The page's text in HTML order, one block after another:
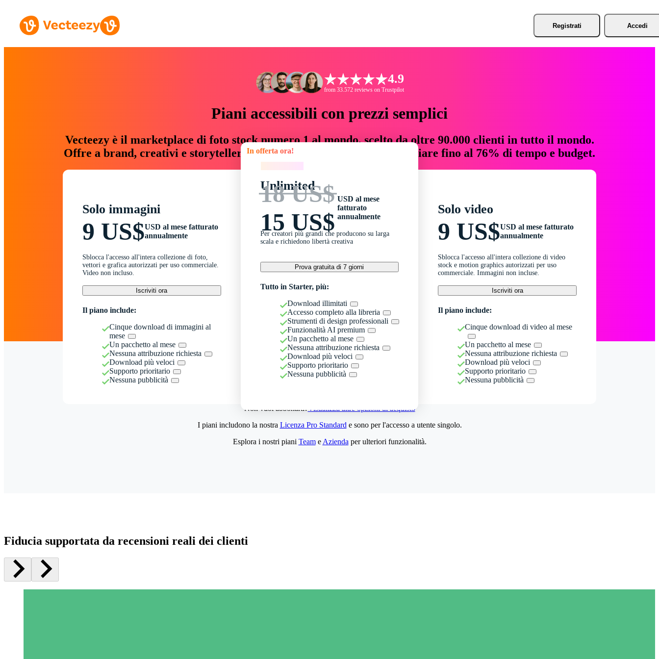
Registrati Accedi
4.9
from 33.572 reviews on Trustpilot
Piani accessibili con prezzi semplici
Vecteezy è il marketplace di foto stock numero 1 al mondo, scelto da oltre 90.000 clienti in tutto il mondo.
Offre a brand, creativi e storyteller risorse creative che fanno risparmiare fino al 76% di tempo e budget.
Solo immagini
9 US$USD al mese fatturato
annualmente
Sblocca l'accesso all'intera collezione di foto,
vettori e grafica autorizzati per uso commerciale.
Video non incluso.
Iscriviti ora
Il piano include:
Cinque download di immagini al
mese
Un pacchetto al mese
Nessuna attribuzione richiesta
Download più veloci
Supporto prioritario
Nessuna pubblicità
In offerta ora!
Unlimited
18 US$
15 US$
USD al mese
fatturato
annualmente
Per creatori più grandi che producono su larga
scala e richiedono libertà creativa
Prova gratuita di 7 giorni
Tutto in Starter, più:
Download illimitati
Accesso completo alla libreria
Strumenti di design professionali
Funzionalità AI premium
Un pacchetto al mese
Nessuna attribuzione richiesta
Download più veloci
Supporto prioritario
Nessuna pubblicità
Solo video
9 US$USD al mese fatturato
annualmente
Sblocca l'accesso all'intera collezione di video
stock e motion graphics autorizzati per uso
commerciale. Immagini non incluse.
Iscriviti ora
Il piano include:
Cinque download di video al mese
Un pacchetto al mese
Nessuna attribuzione richiesta
Download più veloci
Supporto prioritario
Nessuna pubblicità
Non vuoi abbonarti?Visualizza altre opzioni di acquisto
I piani includono la nostra Licenza Pro Standard e sono per l'accesso a utente singolo.
Esplora i nostri piani Teame Azienda per ulteriori funzionalità.
Fiducia supportata da recensioni reali dei clienti